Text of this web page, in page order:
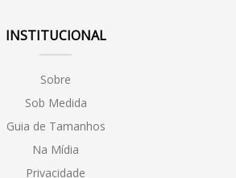
INSTITUCIONAL
Sobre
Sob Medida
Guia de Tamanhos
Na Mídia
Privacidade